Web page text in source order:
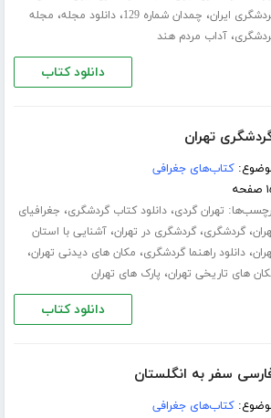
ایران، چمدان شماره 129 ،دانلود مجله، مجله
،آداب مردم هند
دانلود کتاب
تهران
کتاب‌های جغرافی
تهران گردی،دانلود کتاب گردشگری، جغرافیای
،گردشگری،گردشگری در تهران،آشنایی با استان
،دانلود راهنما گردشگری، مکان های دیدنی تهران،
های تاریخی تهران، پارک های تهران
دانلود کتاب
سفر به انگلستان
کتاب‌های جغرافی